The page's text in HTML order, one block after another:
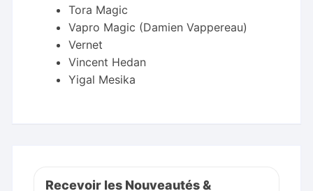
Tora Magic
Vapro Magic (Damien Vappereau)
Vernet
Vincent Hedan
Yigal Mesika
Recevoir les Nouveautés &